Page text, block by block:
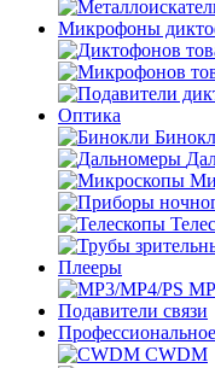
Микрофоны
Оптика
Плееры
Подавители связи
CWDM